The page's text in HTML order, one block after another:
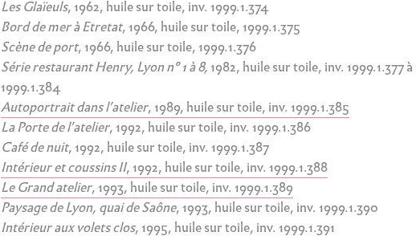
Les Glaïeuls, 1962, huile sur toile, inv. 1999.1.374
Bord de mer à Etretat, 1966, huile sur toile, 1999.1.375
Scène de port, 1966, huile sur toile, 1999.1.376
Série restaurant Henry, Lyon n° 1 à 8,1982, huile sur toile, inv. 1999.1.377 à
1999.1.384
Autoportrait dans l’atelier, 1989, huile sur toile, inv. 1999.1.385
La Porte de l’atelier, 1992, huile sur toile, inv. 1999.1.386
Café de nuit, 1992, huile sur toile, inv. 1999.1.387
Intérieur et coussins II, 1992, huile sur toile, inv. 1999.1.388
Le Grand atelier, 1993, huile sur toile, inv. 1999.1.389
Paysage de Lyon, quai de Saône, 1993, huile sur toile, inv. 1999.1.390
Intérieur aux volets clos, 1995, huile sur toile, inv. 1999.1.391